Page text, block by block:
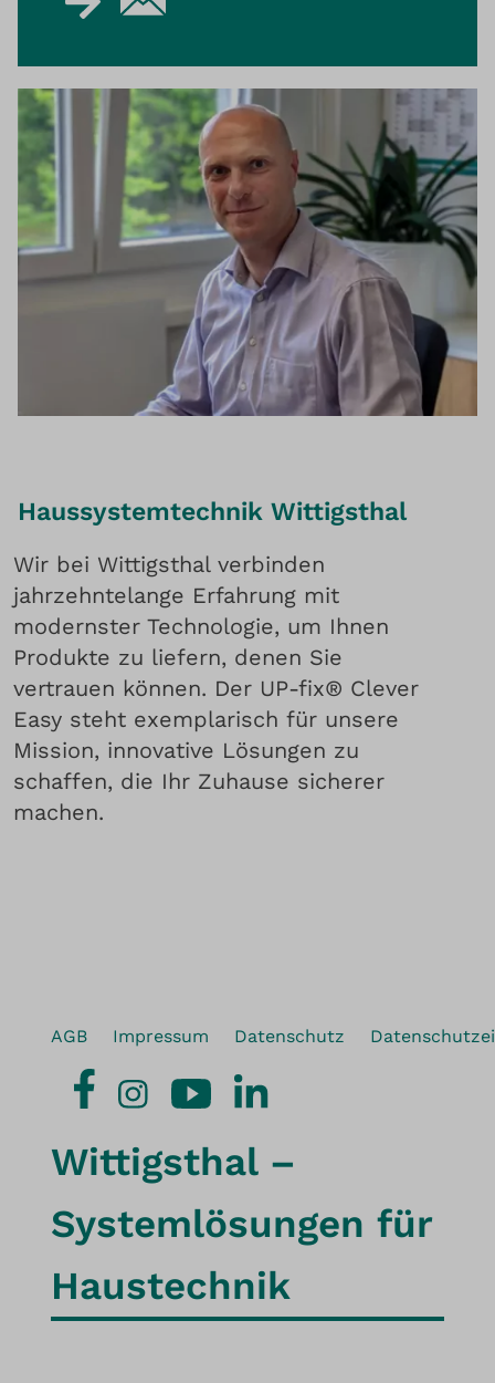
Haussystemtechnik Wittigsthal
Wir bei Wittigsthal verbinden
jahrzehntelange Erfahrung mit
modernster Technologie, um Ihnen
Produkte zu liefern, denen Sie
vertrauen können. Der UP-fix® Clever
Easy steht exemplarisch für unsere
Mission, innovative Lösungen zu
schaffen, die Ihr Zuhause sicherer
machen.
AGB Impressum Datenschutz
Wittigsthal –
Systemlösungen für
Haustechnik